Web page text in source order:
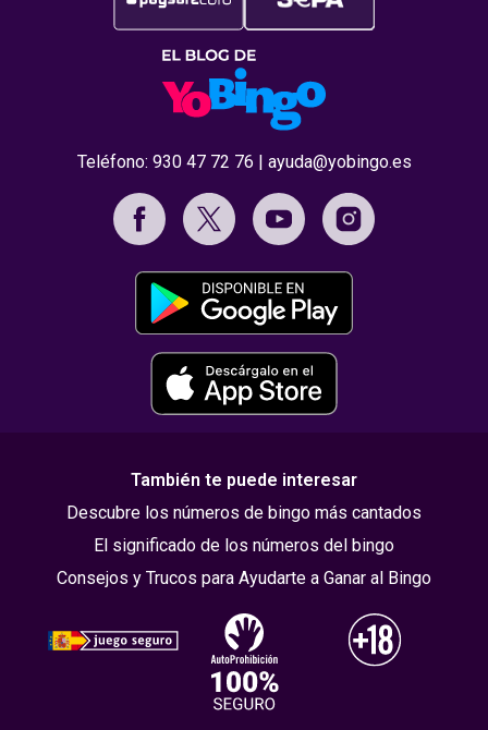
Teléfono: 930 47 72 76 ayuda@yobingo.es
También te puede interesar
Descubre los números de bingo más cantados
El significado de los números del bingo
Consejos y Trucos para Ayudarte a Ganar al Bingo